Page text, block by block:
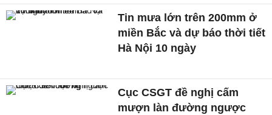
Tin mưa lớn trên 200mm ở
miền Bắc và dự báo thời tiết
Hà Nội 10 ngày
Cục CSGT đề nghị cấm
mượn làn đường ngược